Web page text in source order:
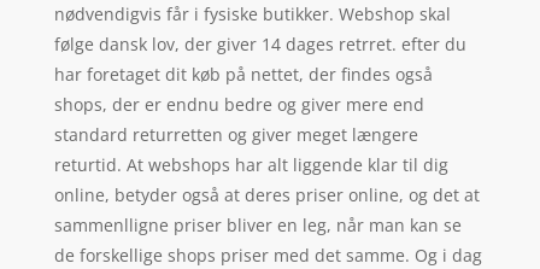
nødvendigvis får i fysiske butikker. Webshop skal
følge dansk lov, der giver 14 dages retrret. efter du
har foretaget dit køb på nettet, der findes også
shops, der er endnu bedre og giver mere end
standard returretten og giver meget længere
returtid. At webshops har alt liggende klar til dig
online, betyder også at deres priser online, og det at
sammenlligne priser bliver en leg, når man kan se
de forskellige shops priser med det samme. Og i dag